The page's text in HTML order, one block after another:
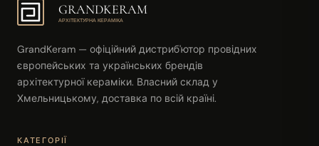
GRANDKERAM
АРХІТЕКТУРНА КЕРАМІКА
GrandKeram — офіційний дистриб'ютор провідних
європейських та українських брендів
архітектурної кераміки. Власний склад у
Хмельницькому, доставка по всій країні.
КАТЕГОРІЇ